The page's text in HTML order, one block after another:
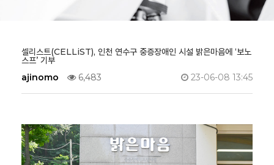
셀리스트(CELLiST), 인천 연수구 중증장애인 시설 밝은마음에 ‘보노
스프’ 기부
ajinomo
6,483 23-06-08 13:45
Contact